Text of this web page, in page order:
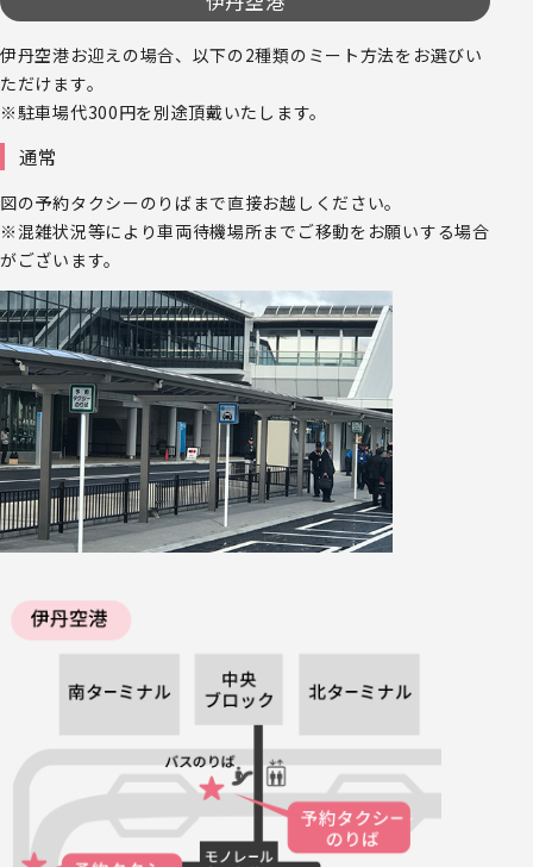
伊丹空港お迎えの場合、以下の2種類のミート方法をお選びい
ただけます。
※駐車場代300円を別途頂戴いたします。
通常
図の予約タクシーのりばまで直接お越しください。
※混雑状況等により車両待機場所までご移動をお願いする場合
がございます。